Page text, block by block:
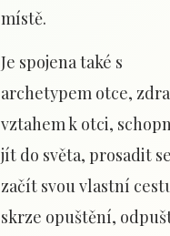
místě.
Je spojena také s
archetypem otce,
vztahem k otci,
jít do světa, prosadit
začít svou vlastní
skrze opuštění,